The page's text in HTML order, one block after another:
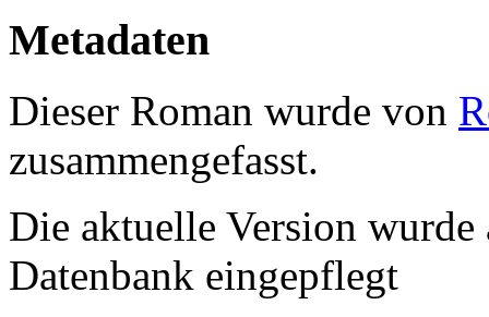
Metadaten
Dieser Roman wurde von
zusammengefasst.
Die aktuelle Version
Datenbank eingepflegt